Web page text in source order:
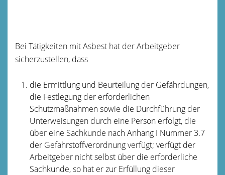
Bei Tätigkeiten mit Asbest hat der Arbeitgeber
sicherzustellen, dass
die Ermittlung und Beurteilung der Gefährdungen,
die Festlegung der erforderlichen
Schutzmaßnahmen sowie die Durchführung der
Unterweisungen durch eine Person erfolgt, die
über eine Sachkunde nach Anhang I Nummer 3.7
der Gefahrstoffverordnung verfügt; verfügt der
Arbeitgeber nicht selbst über die erforderliche
Sachkunde, so hat er zur Erfüllung dieser